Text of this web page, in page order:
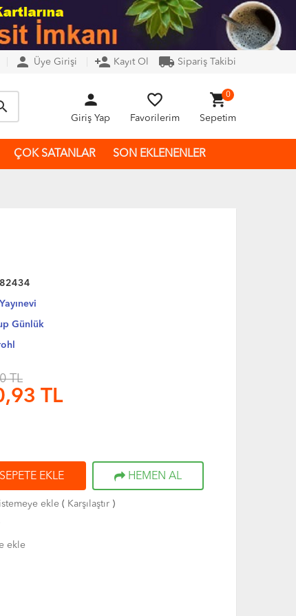
person Üye Girişi person_add Kayıt Ol local_shipping Sipariş Takibi
person
Giriş Yap
favorite_border
Favorilerim
shopping_cart0
Sepetim
ÇOK SATANLAR SON EKLENENLER
Günlük
TL
TL
SEPETE EKLE HEMEN AL
ekle( Karşılaştır)
ekle